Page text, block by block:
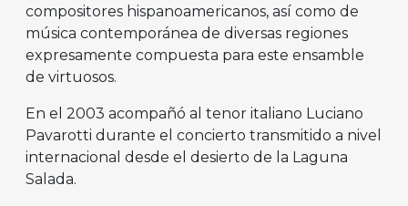
compositores hispanoamericanos, así como de
música contemporánea de diversas regiones
expresamente compuesta para este ensamble
de virtuosos.
En el 2003 acompañó al tenor italiano Luciano
Pavarotti durante el concierto transmitido a nivel
internacional desde el desierto de la Laguna
Salada.